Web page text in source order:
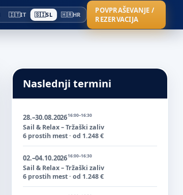
🇮🇹IT 🇸🇮SL 🇭🇷HR
POVPRAŠEVANJE /
REZERVACIJA
Naslednji termini
28.–30.08.202616:00–16:30
Sail & Relax – Tržaški zaliv
6 prostih mest · od 1.248 €
02.–04.10.202616:00–16:30
Sail & Relax – Tržaški zaliv
6 prostih mest · od 1.248 €